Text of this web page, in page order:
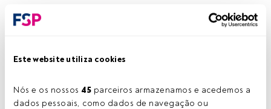
Este website utiliza cookies
Nós e os nossos 45 parceiros armazenamos e acedemos a
dados pessoais, como dados de navegação ou